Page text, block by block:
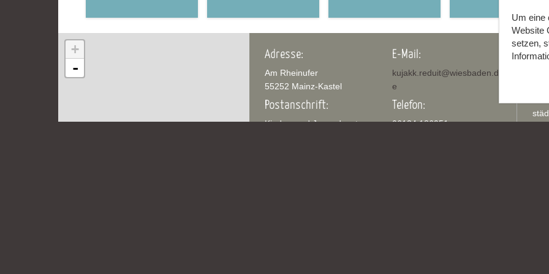
in der Reduit .
in der Reduit .
Gräselberg .
Jugendzentrum
in der Reduit .
Mainz-Kastel .
+
-
Adresse:
Am Rheinufer
55252 Mainz-Kastel
Postanschrift:
Kinder- und Jugendzentrum
E-Mail:
kujakk.reduit@wiesbaden.d
e
Telefon:
06134 186951
Um eine
Website
setzen,